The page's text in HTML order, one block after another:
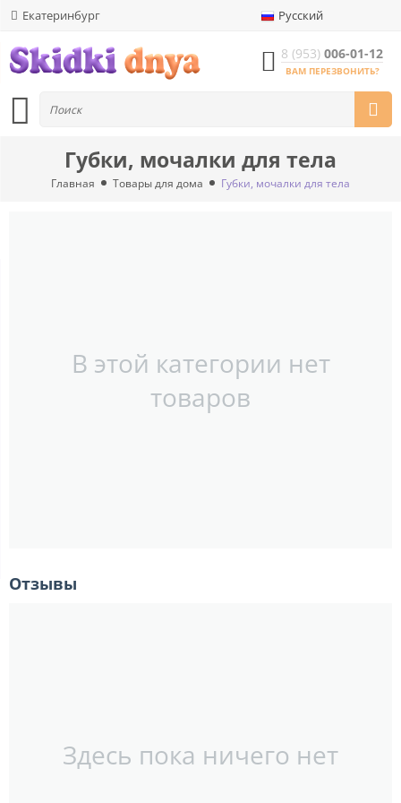
Екатеринбург Русский
8 (953) 006-01-12
ВАМ ПЕРЕЗВОНИТЬ?
Губки, мочалки для тела
Главная Товары для дома Губки, мочалки для тела
В этой категории нет
товаров
Отзывы
Здесь пока ничего нет